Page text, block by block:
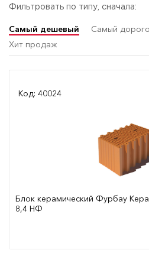
Фильтровать по типу, сначала:
Самый дешевый Самый
Хит продаж
Код: 40024
Блок керамический Фурбау
8,4 НФ